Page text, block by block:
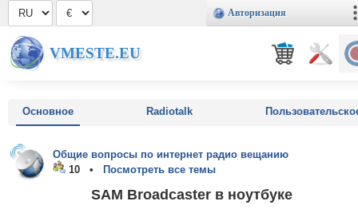
Авторизация
VMESTE.EU
Основное Radiotalk
Общие вопросы по интернет радио вещанию
10 •
Посмотреть все темы
SAM Broadcaster в ноутбуке